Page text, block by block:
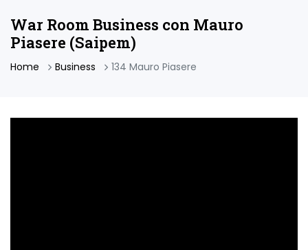
War Room Business con Mauro
Piasere (Saipem)
Home Business 134 Mauro Piasere